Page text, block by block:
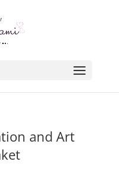
and Art